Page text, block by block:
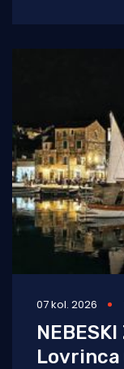
07 kol. 2026
Lovrinca